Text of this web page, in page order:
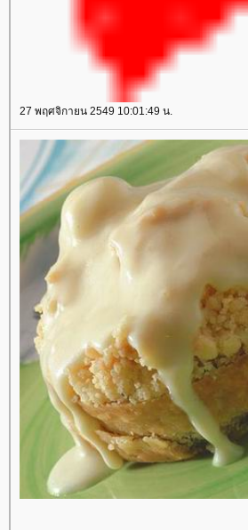
27 พฤศจิกายน 2549 10:01:49 น.